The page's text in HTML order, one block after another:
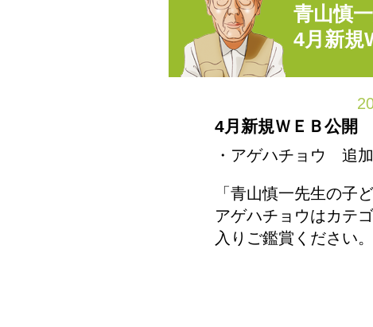
青山慎
4月新規
4月新規ＷＥＢ公開
・アゲハチョウ 追
「青山慎一先生の子
アゲハチョウはカテ
入りご鑑賞ください。